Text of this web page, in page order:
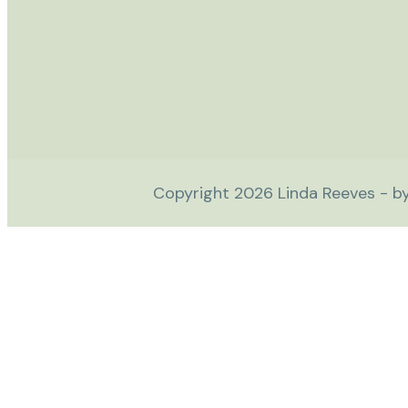
Copyright 2026 Linda Reeves -